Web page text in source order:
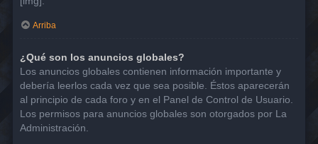
Arriba
¿Qué son los anuncios globales?
Los anuncios globales contienen información importante y
debería leerlos cada vez que sea posible. Éstos aparecerán
al principio de cada foro y en el Panel de Control de Usuario.
Los permisos para anuncios globales son otorgados por La
Administración.